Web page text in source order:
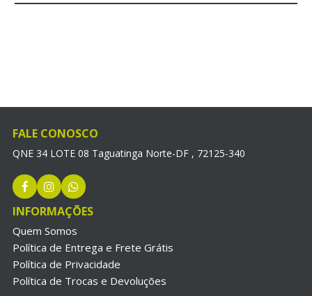
FALE CONOSCO
QNE 34 LOTE 08 Taguatinga Norte-DF , 72125-340
INFORMAÇÕES
Quem Somos
Política de Entrega e Frete Grátis
Política de Privacidade
Política de Trocas e Devoluções